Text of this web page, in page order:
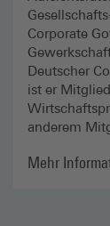
Corporate
Deutscher
ist er
anderem
Mehr